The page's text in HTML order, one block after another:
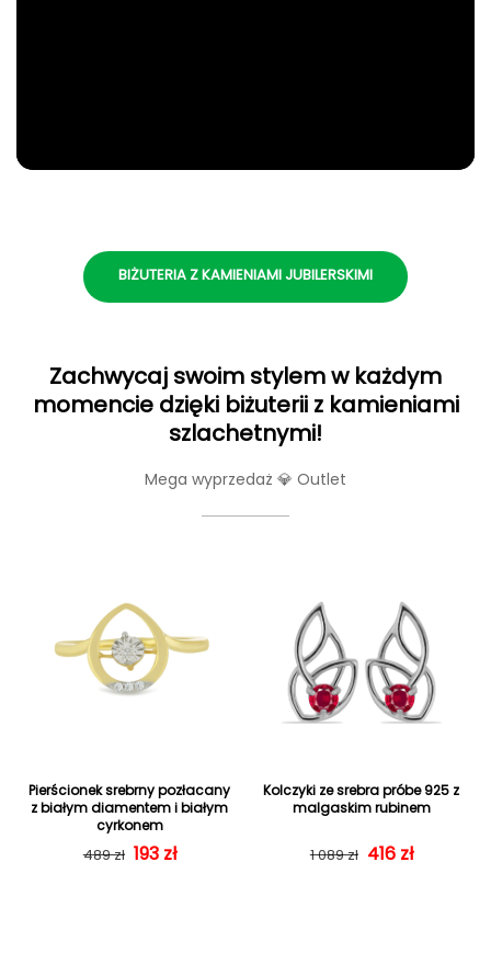
BIŻUTERIA Z KAMIENIAMI JUBILERSKIMI
Zachwycaj swoim stylem w każdym
momencie dzięki biżuterii z kamieniami
szlachetnymi!
Mega wyprzedaż 💎 Outlet
Pierścionek srebrny pozłacany
z białym diamentem i białym
cyrkonem
Cena regularna
489 zł Cena sprzedaży
193 zł
Kolczyki ze srebra próbe 925 z
malgaskim rubinem
Cena
1 089 zł Cena
416 zł